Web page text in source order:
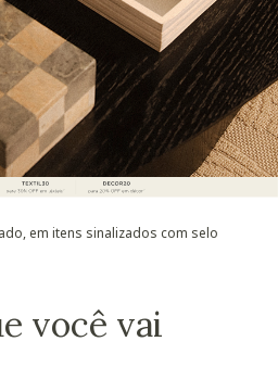
em itens sinalizados com selo
você vai